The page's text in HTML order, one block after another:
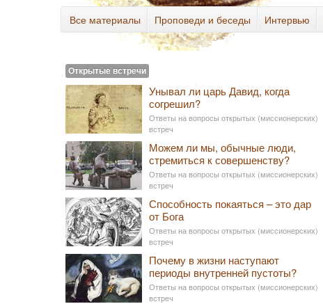
Все материалы Проповеди и беседы Интервью
Открытые встречи
Унывал ли царь Давид, когда
согрешил?
Ответы на вопросы открытых (миссионерских)
встреч
Можем ли мы, обычные люди,
стремиться к совершенству?
Ответы на вопросы открытых (миссионерских)
встреч
Способность покаяться – это дар
от Бога
Ответы на вопросы открытых (миссионерских)
встреч
Почему в жизни наступают
периоды внутренней пустоты?
Ответы на вопросы открытых (миссионерских)
встреч